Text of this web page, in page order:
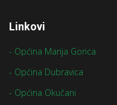
Linkovi
- Općina Marija Gorica
- Općina Dubravica
- Općina Okučani